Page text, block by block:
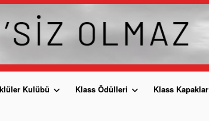
Kulübü Klass Ödülleri Klass Kapaklar